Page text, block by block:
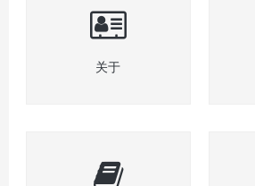
关于